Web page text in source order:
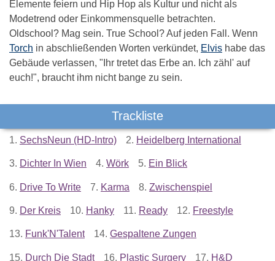
Elemente feiern und Hip Hop als Kultur und nicht als
Modetrend oder Einkommensquelle betrachten.
Oldschool? Mag sein. True School? Auf jeden Fall. Wenn
Torch in abschließenden Worten verkündet, Elvis habe das
Gebäude verlassen, "Ihr tretet das Erbe an. Ich zähl' auf
euch!", braucht ihm nicht bange zu sein.
Trackliste
1. SechsNeun (HD-Intro) 2. Heidelberg International
3. Dichter In Wien 4. Wörk 5. Ein Blick
6. Drive To Write 7. Karma 8. Zwischenspiel
9. Der Kreis 10. Hanky 11. Ready 12. Freestyle
13. Funk'N'Talent 14. Gespaltene Zungen
15. Durch Die Stadt 16. Plastic Surgery 17. H&D